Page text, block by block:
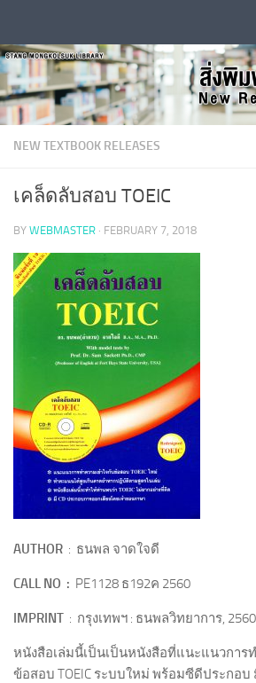
NEW TEXTBOOK RELEASES
เคล็ดลับสอบ TOEIC
BY WEBMASTER · FEBRUARY 7, 2018
AUTHOR : ธนพล จาดใจดี
CALL NO : PE1128 ธ192ค 2560
IMPRINT : กรุงเทพฯ : ธนพลวิทยาการ, 2560
หนังสือเล่มนี้เป็นเป็นหนังสือที่แนะแนวการ
ข้อสอบ TOEIC ระบบใหม่ พร้อมซีดีประกอ